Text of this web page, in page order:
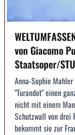
von Giacomo
Staatsoper/
Anna-Sophie
"Turandot" einen
nicht mit einem
Schutzwall von drei
bekommt sie zur